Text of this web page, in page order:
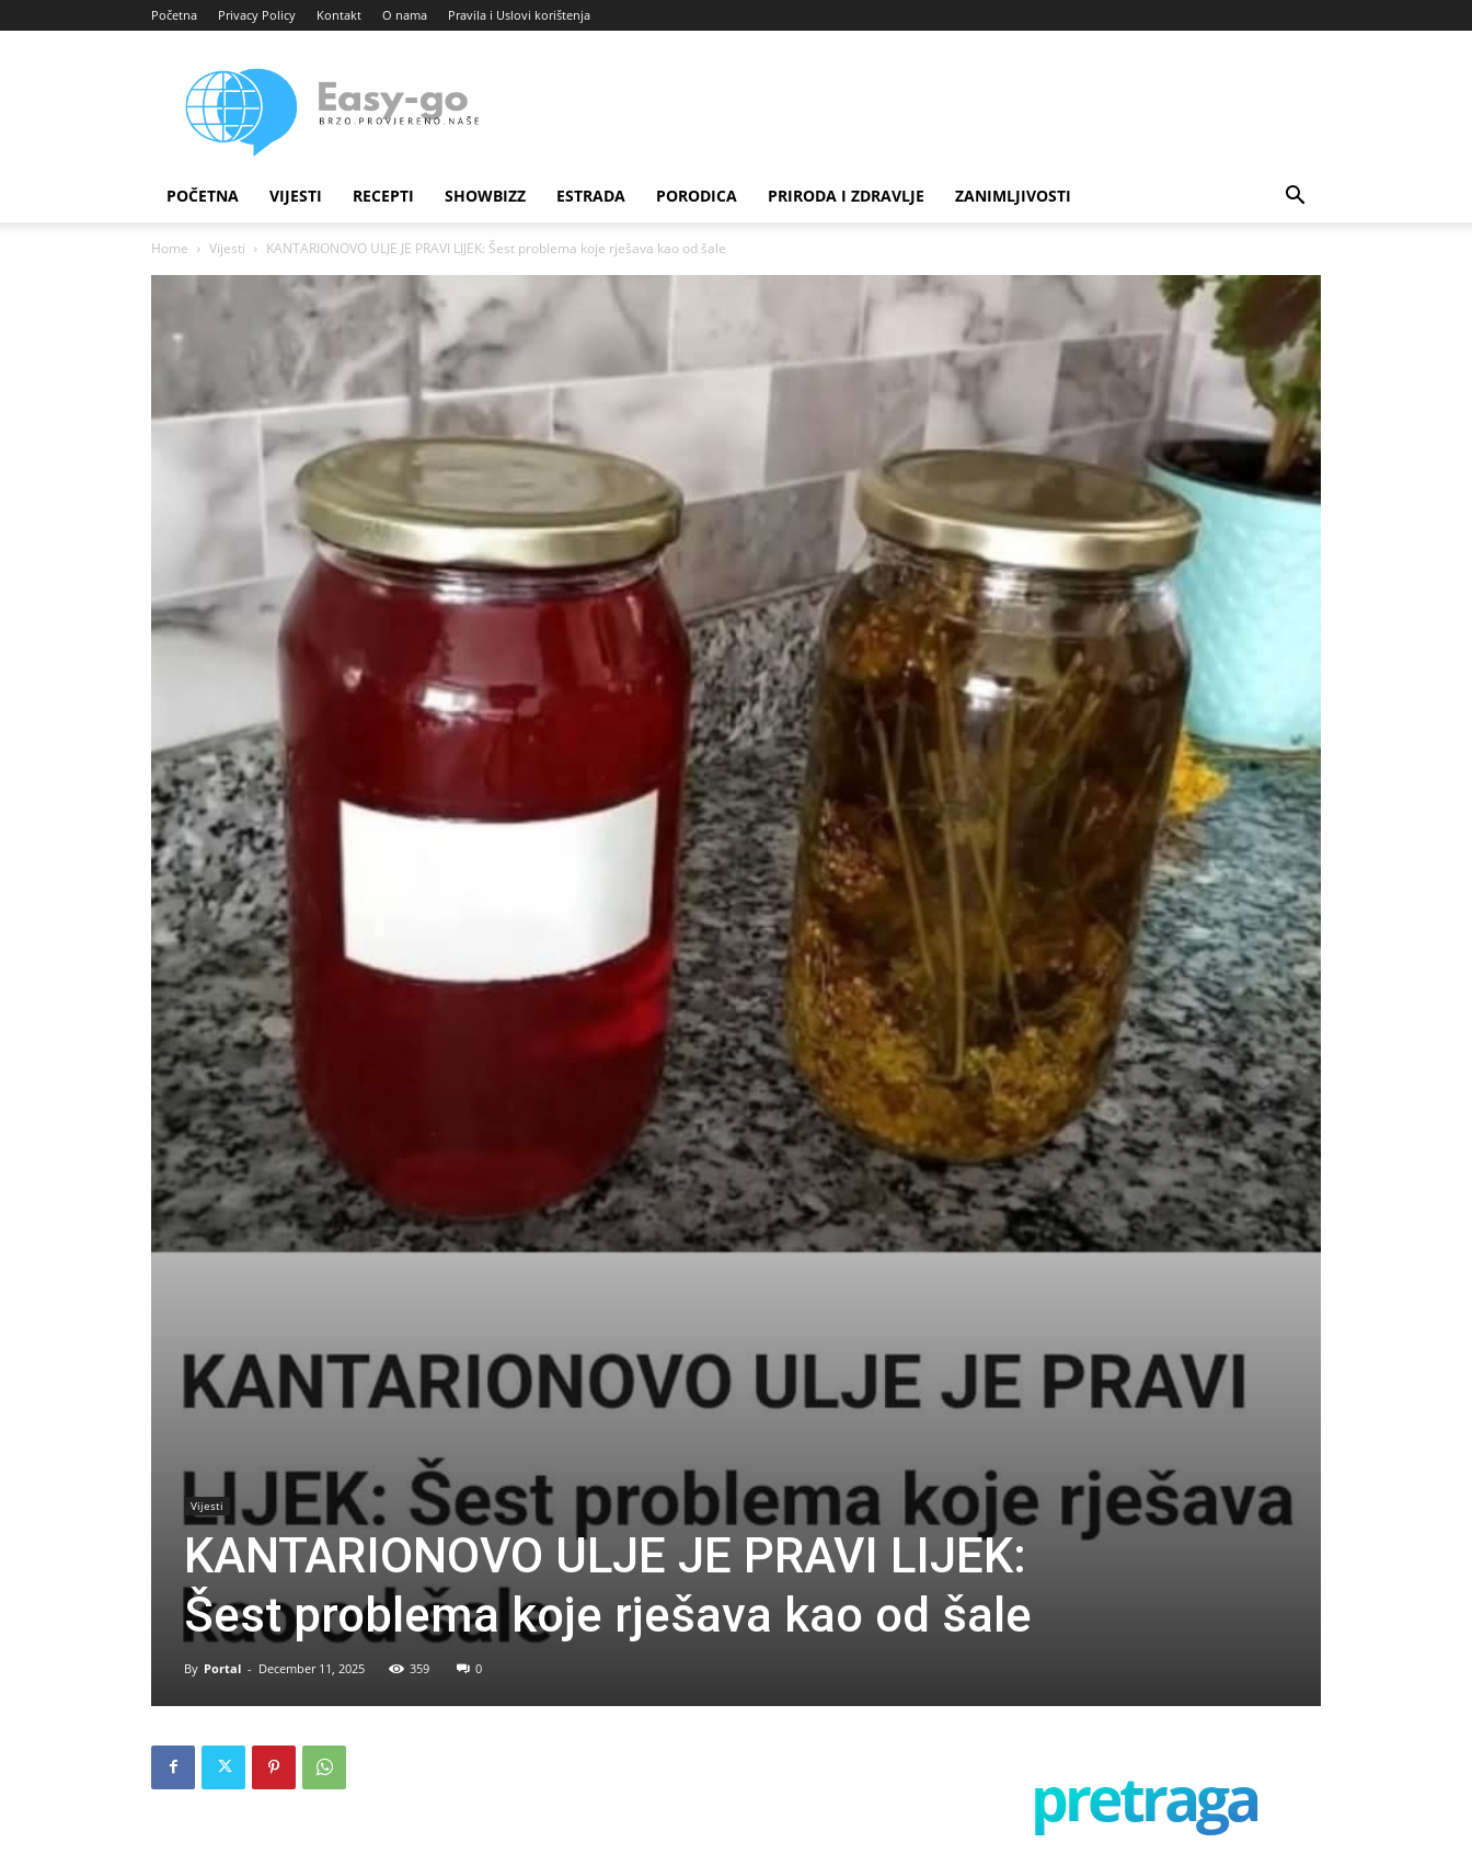
Početna Privacy Policy Kontakt O nama Pravila i Uslovi korištenja
portal
POČETNA VIJESTI RECEPTI SHOWBIZZ ESTRADA PORODICA PRIRODA I ZDRAVLJE ZANIMLJIVOSTI
Home Vijesti KANTARIONOVO ULJE JE PRAVI LIJEK: Šest problema koje rješava kao od šale
Vijesti
KANTARIONOVO ULJE JE PRAVI LIJEK:
Šest problema koje rješava kao od šale
By Portal - December 11, 2025 359 0
pretraga